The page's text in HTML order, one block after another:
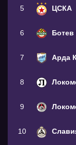
5 ЦСКА
6
7 Арда
8
9
10